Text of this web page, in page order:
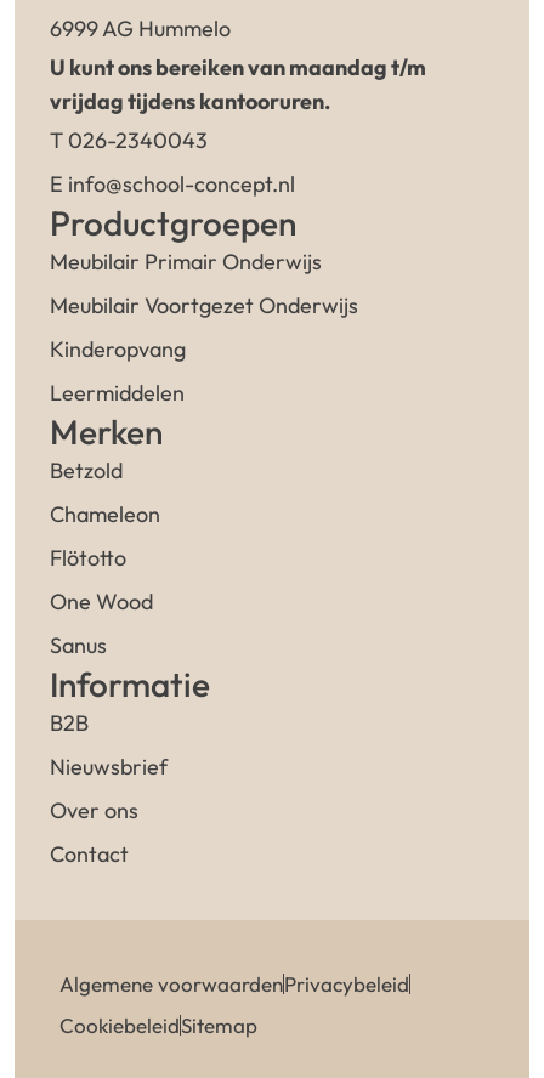
6999 AG Hummelo
U kunt ons bereiken van maandag t/m
vrijdag tijdens kantooruren.
T 026-2340043
E info@school-concept.nl
Productgroepen
Meubilair Primair Onderwijs
Meubilair Voortgezet Onderwijs
Kinderopvang
Leermiddelen
Merken
Betzold
Chameleon
Flötotto
One Wood
Sanus
Informatie
B2B
Nieuwsbrief
Over ons
Contact
Algemene voorwaardenPrivacybeleid
CookiebeleidSitemap